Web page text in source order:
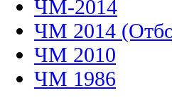
ЧМ-2014
ЧМ 2014
ЧМ 2010
ЧМ 1986